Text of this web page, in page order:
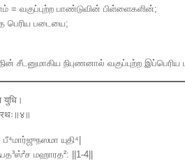
= வகுப்புற்ற பாண்டுவின் பிள்ளைகளின்;
பெரிய படையை;
சீடனுமாகிய நிபுணனால் வகுப்புற்ற
युधि।
யுதி⁴|
மஹாரத²​: ||1-4||